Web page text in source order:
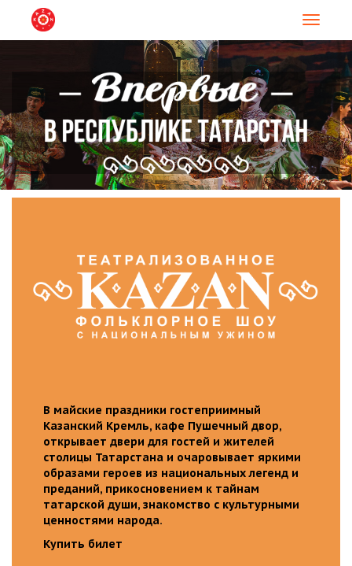
В майские праздники гостеприимный
Казанский Кремль, кафе Пушечный двор,
открывает двери для гостей и жителей
столицы Татарстана и очаровывает яркими
образами героев из национальных легенд и
преданий, прикосновением к тайнам
татарской души, знакомство с культурными
ценностями народа.
Купить билет